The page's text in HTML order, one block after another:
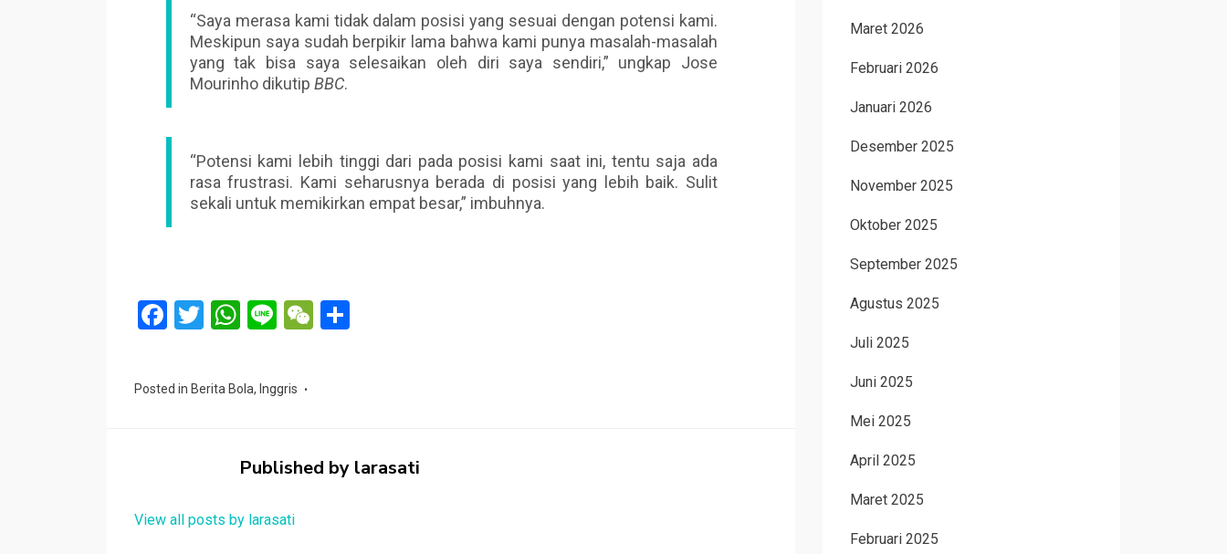
“Saya merasa kami tidak dalam posisi yang sesuai dengan potensi kami.
Meskipun saya sudah berpikir lama bahwa kami punya masalah-masalah
yang tak bisa saya selesaikan oleh diri saya sendiri,” ungkap Jose
Mourinho dikutip BBC.
“Potensi kami lebih tinggi dari pada posisi kami saat ini, tentu saja ada
rasa frustrasi. Kami seharusnya berada di posisi yang lebih baik. Sulit
sekali untuk memikirkan empat besar,” imbuhnya.
F
b
T
er
W
s
p
Li
W
Posted in Berita Bola, Inggris
Published by larasati
View all posts by larasati
Maret 2026
Februari 2026
Januari 2026
Desember 2025
November 2025
Oktober 2025
September 2025
Agustus 2025
Juli 2025
Juni 2025
Mei 2025
April 2025
Maret 2025
Februari 2025